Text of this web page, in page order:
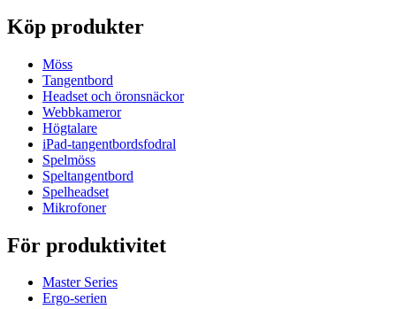
Köp produkter
Möss
Tangentbord
Headset och öronsnäckor
Webbkameror
Högtalare
iPad-tangentbordsfodral
Spelmöss
Speltangentbord
Spelheadset
Mikrofoner
För produktivitet
Master Series
Ergo-serien